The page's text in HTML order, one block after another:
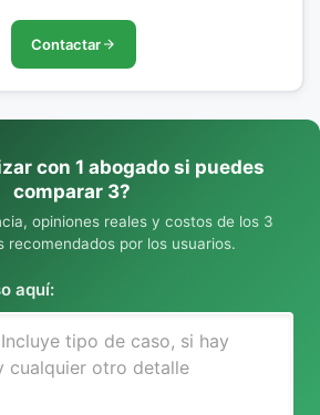
Contactar
con 1 abogado si puedes
comparar 3?
opiniones reales y costos de los 3
recomendados por los usuarios.
aquí: